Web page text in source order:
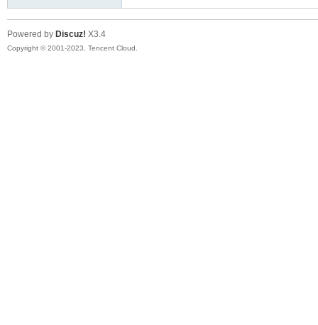
Powered by Discuz! X3.4
Copyright © 2001-2023, Tencent Cloud.